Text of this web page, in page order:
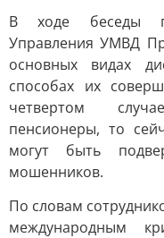
В ходе беседы
Управления УМВД
основных видах
способах их
четвертом
пенсионеры, то
могут быть
мошенников.
По словам
международным